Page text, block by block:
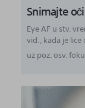
Snimajte
Eye AF u stv.
vid., kada je
uz poz. osv.